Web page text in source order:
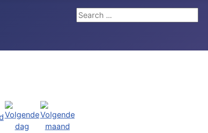
Search ...